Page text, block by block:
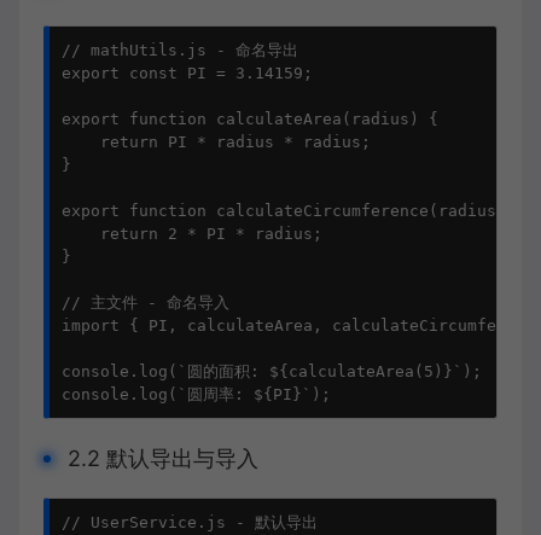
// mathUtils.js - 命名导出
export const PI = 3.14159;
export function calculateArea(radius) {
    return PI * radius * radius;
}
export function calculateCircumference(radius) {
    return 2 * PI * radius;
}
// 主文件 - 命名导入
import { PI, calculateArea,
console.log(`圆的面积: ${calculateArea(5)}`);
console.log(`圆周率: ${PI}`);
2.2 默认导出与导入
// UserService.js - 默认导出